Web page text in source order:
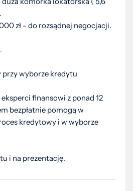
zł - do rozsądnej negocjacji.
wyborze kredytu
finansowi z ponad 12
bezpłatnie pomogą w
kredytowy i w wyborze
i na prezentację.